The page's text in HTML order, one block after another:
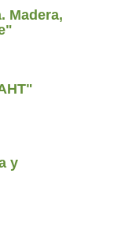
Madera,
y